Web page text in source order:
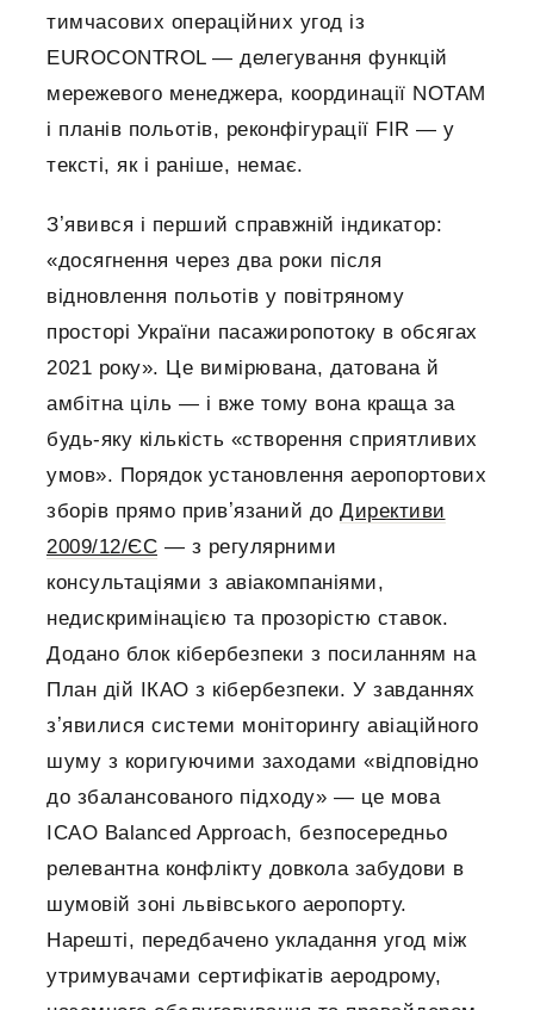
тимчасових операційних угод із
EUROCONTROL — делегування функцій
мережевого менеджера, координації NOTAM
і планів польотів, реконфігурації FIR — у
тексті, як і раніше, немає.
Зʼявився і перший справжній індикатор:
«досягнення через два роки після
відновлення польотів у повітряному
просторі України пасажиропотоку в обсягах
2021 року». Це вимірювана, датована й
амбітна ціль — і вже тому вона краща за
будь-яку кількість «створення сприятливих
умов». Порядок установлення аеропортових
зборів прямо привʼязаний до Директиви
2009/12/ЄС — з регулярними
консультаціями з авіакомпаніями,
недискримінацією та прозорістю ставок.
Додано блок кібербезпеки з посиланням на
План дій ІКАО з кібербезпеки. У завданнях
зʼявилися системи моніторингу авіаційного
шуму з коригуючими заходами «відповідно
до збалансованого підходу» — це мова
ICAO Balanced Approach, безпосередньо
релевантна конфлікту довкола забудови в
шумовій зоні львівського аеропорту.
Нарешті, передбачено укладання угод між
утримувачами сертифікатів аеродрому,